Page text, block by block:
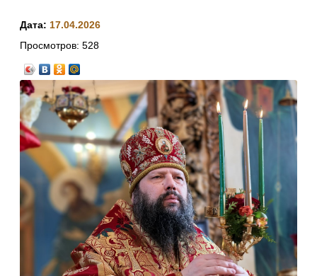
Дата: 17.04.2026
Просмотров: 528